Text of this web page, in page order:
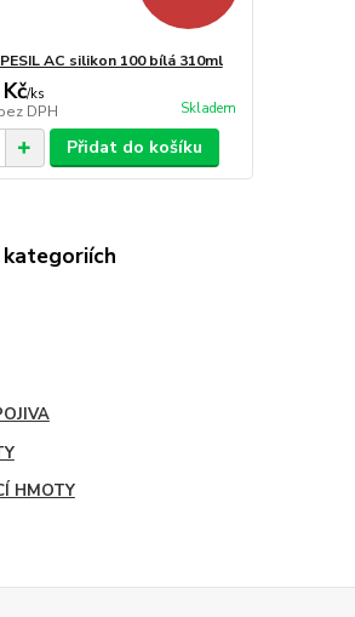
AC silikon 100 bílá 310ml
/ks
DPH Skladem
Přidat do košíku
HMOTY